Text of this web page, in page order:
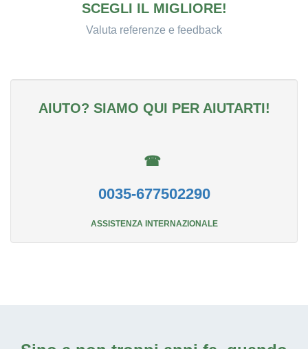
SCEGLI IL MIGLIORE!
Valuta referenze e feedback
AIUTO? SIAMO QUI PER AIUTARTI!
☎
0035-677502290
ASSISTENZA INTERNAZIONALE